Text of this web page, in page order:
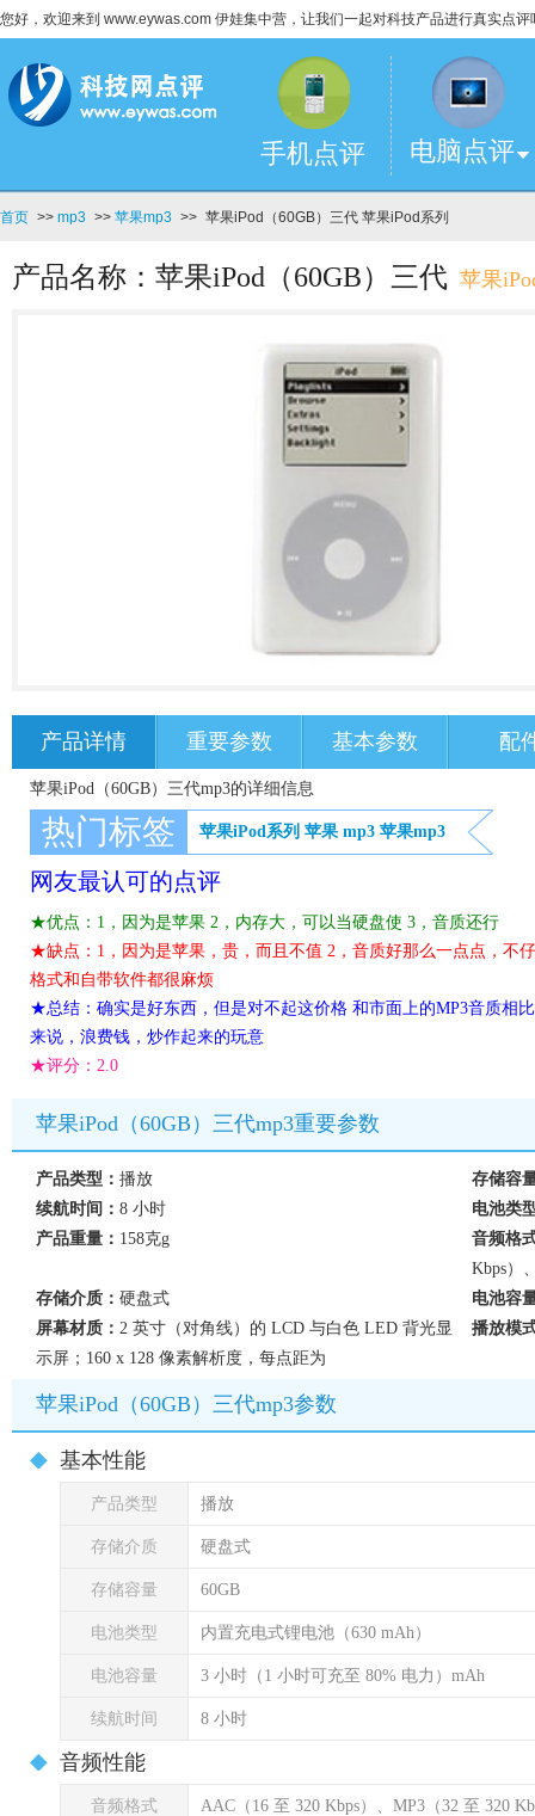
您好，欢迎来到 www.eywas.com 伊娃集中营，让我们一起对科技产品进行真实点评
手机点评 电脑点评
首页 >> mp3 >> 苹果mp3 >> 苹果iPod（60GB）三代 苹果iPod系列
产品名称：苹果iPod（60GB）三代 苹果
产品详情 重要参数 基本参数 配
苹果iPod（60GB）三代mp3的详细信息
热门标签 苹果iPod系列 苹果 mp3 苹果mp3
网友最认可的点评
★优点：1，因为是苹果 2，内存大，可以当硬盘使 3，音质还行
★缺点：1，因为是苹果，贵，而且不值 2，音质好那么一点点，不
格式和自带软件都很麻烦
★总结：确实是好东西，但是对不起这价格 和市面上的MP3音质相
来说，浪费钱，炒作起来的玩意
★评分： 2.0
苹果iPod（60GB）三代mp3重要参数
产品类型： 播放
存储容
续航时间： 8 小时
电池类
产品重量： 158克g
音频格
Kbps）
存储介质： 硬盘式
电池容
屏幕材质： 2 英寸（对角线）的 LCD 与白色 LED 背光显
示屏；160 x 128 像素解析度，每点距为
播放模
苹果iPod（60GB）三代mp3参数
基本性能
产品类型 播放
存储介质 硬盘式
存储容量 60GB
电池类型 内置充电式锂电池（630 mAh）
电池容量 3 小时（1 小时可充至 80% 电力）mAh
续航时间 8 小时
音频性能
音频格式 AAC（16 至 320 Kbps）、MP3（32 至 320